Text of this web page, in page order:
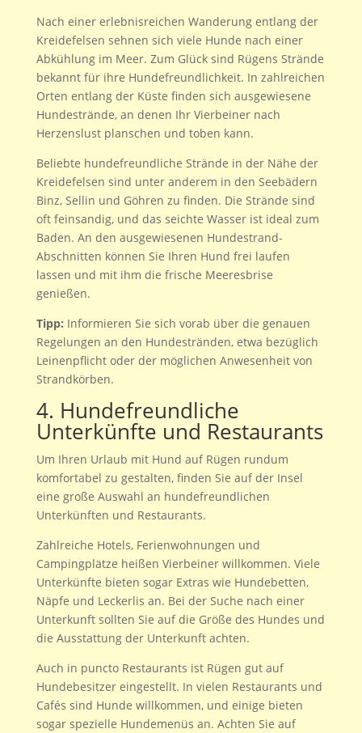
Nach einer erlebnisreichen Wanderung entlang der
Kreidefelsen sehnen sich viele Hunde nach einer
Abkühlung im Meer. Zum Glück sind Rügens Strände
bekannt für ihre Hundefreundlichkeit. In zahlreichen
Orten entlang der Küste finden sich ausgewiesene
Hundestrände, an denen Ihr Vierbeiner nach
Herzenslust planschen und toben kann.
Beliebte hundefreundliche Strände in der Nähe der
Kreidefelsen sind unter anderem in den Seebädern
Binz, Sellin und Göhren zu finden. Die Strände sind
oft feinsandig, und das seichte Wasser ist ideal zum
Baden. An den ausgewiesenen Hundestrand-
Abschnitten können Sie Ihren Hund frei laufen
lassen und mit ihm die frische Meeresbrise
genießen.
Tipp: Informieren Sie sich vorab über die genauen
Regelungen an den Hundestränden, etwa bezüglich
Leinenpflicht oder der möglichen Anwesenheit von
Strandkörben.
4. Hundefreundliche
Unterkünfte und Restaurants
Um Ihren Urlaub mit Hund auf Rügen rundum
komfortabel zu gestalten, finden Sie auf der Insel
eine große Auswahl an hundefreundlichen
Unterkünften und Restaurants.
Zahlreiche Hotels, Ferienwohnungen und
Campingplätze heißen Vierbeiner willkommen. Viele
Unterkünfte bieten sogar Extras wie Hundebetten,
Näpfe und Leckerlis an. Bei der Suche nach einer
Unterkunft sollten Sie auf die Größe des Hundes und
die Ausstattung der Unterkunft achten.
Auch in puncto Restaurants ist Rügen gut auf
Hundebesitzer eingestellt. In vielen Restaurants und
Cafés sind Hunde willkommen, und einige bieten
sogar spezielle Hundemenüs an. Achten Sie auf